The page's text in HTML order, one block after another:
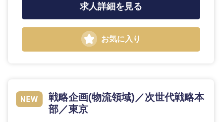
京都府
兵庫県
求人詳細を見る
お気に入り
戦略企画(物流領域)／次世代戦略本
部／東京